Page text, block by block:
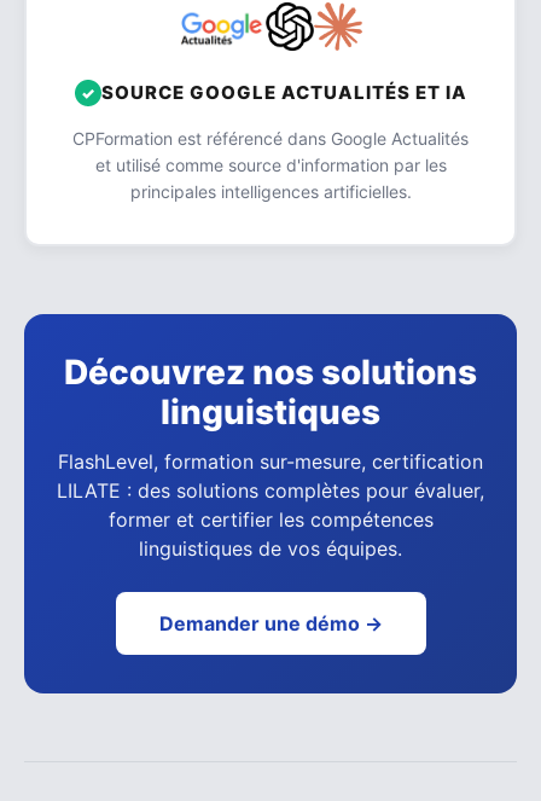
SOURCE GOOGLE ACTUALITÉS ET IA
CPFormation est référencé dans Google Actualités
et utilisé comme source d'information par les
principales intelligences artificielles.
Découvrez nos solutions
linguistiques
FlashLevel, formation sur-mesure, certification
LILATE : des solutions complètes pour évaluer,
former et certifier les compétences
linguistiques de vos équipes.
Demander une démo →